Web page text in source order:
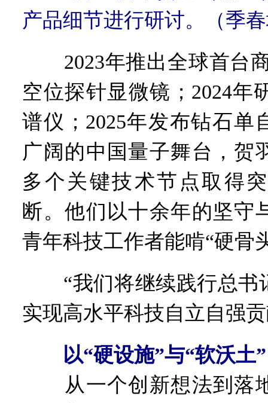
产品细节进行研讨。（季
2023年推出全球首台
空位探针显微镜；2024年
谱仪；2025年发布钻石
广阔的中国量子舞台，贺
多个关键技术节点取得
断。他们以十余年的坚守
青年科技工作者能啃“硬骨
“我们将继续践行总书
实现高水平科技自立自强
以“硬设施”与“软沃土
从一个创新想法到落